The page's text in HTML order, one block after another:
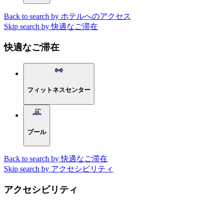
Back to search by ホテルへのアクセス
Skip search by 快適なご滞在
快適なご滞在
フィットネスセンター
プール
Back to search by 快適なご滞在
Skip search by アクセシビリティ
アクセシビリティ